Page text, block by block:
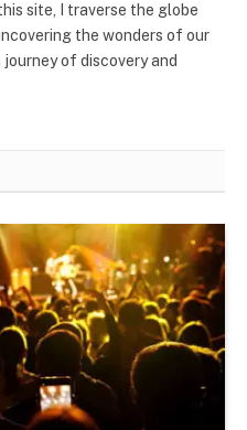
site, I traverse the globe
the wonders of our
journey of discovery and